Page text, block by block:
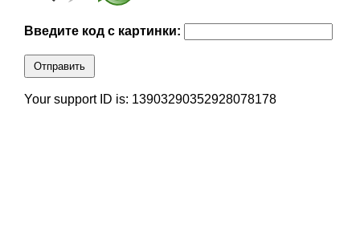
Введите код с картинки:
Отправить
Your support ID is: 13903290352928078178